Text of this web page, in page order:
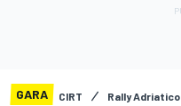
GARA CIRT Rally Adriatico